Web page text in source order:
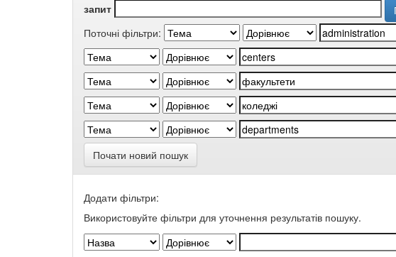
запит
Поточні фільтри:
Почати новий пошук
Додати фільтри:
Використовуйте фільтри для уточнення результатів пошуку.